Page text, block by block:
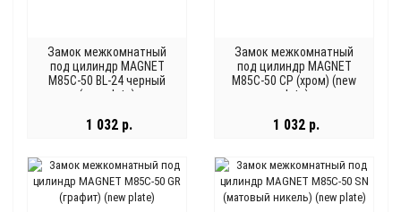
Замок межкомнатный
под цилиндр MAGNET
M85C-50 BL-24 черный
(new plate)
1 032 р.
Замок межкомнатный
под цилиндр MAGNET
M85C-50 CP (хром) (new
plate)
1 032 р.